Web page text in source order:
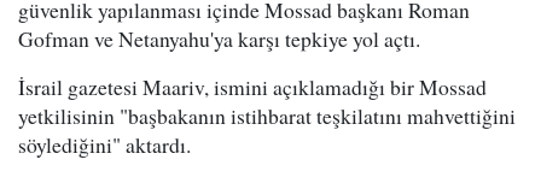
güvenlik yapılanması içinde Mossad başkanı Roman
Gofman ve Netanyahu'ya karşı tepkiye yol açtı.
İsrail gazetesi Maariv, ismini açıklamadığı bir Mossad
yetkilisinin "başbakanın istihbarat teşkilatını mahvettiğini
söylediğini" aktardı.